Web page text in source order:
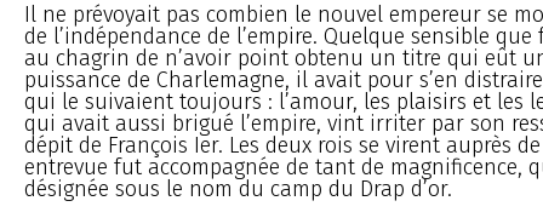
Il ne prévoyait pas combien le nouvel empereur se
de l’indépendance de l’empire. Quelque sensible
au chagrin de n’avoir point obtenu un titre qui eût
puissance de Charlemagne, il avait pour s’en
qui le suivaient toujours : l’amour, les plaisirs et les
qui avait aussi brigué l’empire, vint irriter par son
dépit de François Ier. Les deux rois se virent auprès
entrevue fut accompagnée de tant de magnificence,
désignée sous le nom du camp du Drap d’or.